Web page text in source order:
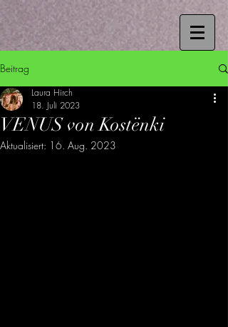
Beitrag
VENUS von Kostënki
Laura Hirch
18. Juli 2023
Aktualisiert: 16. Aug. 2023